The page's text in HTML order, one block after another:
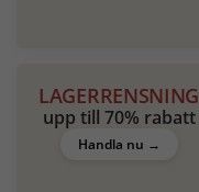
LAGERRENSNING
upp till 70% rabatt
Handla nu →